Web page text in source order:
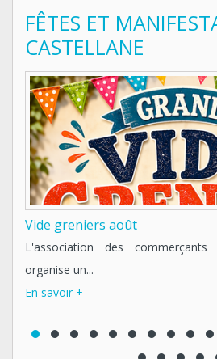
FÊTES ET
CASTELLANE
vide greniers août
L'association des
organise un...
En savoir +